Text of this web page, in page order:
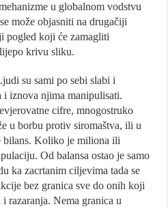
u globalnom vodstvu
može objasniti na drugačiji
pogled koji će zamagliti
krivu sliku.
su sami po sebi slabi i
i iznova njima manipulisati.
cifre, mnogostruko
u borbu protiv siromaštva, ili u
bilans. Koliko je miliona ili
Od balansa ostao je samo
ka zacrtanim ciljevima tada se
bez granica sve do onih koji
razaranja. Nema granica u